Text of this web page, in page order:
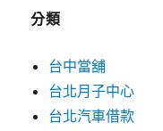
分類
台中當舖
台北月子中心
台北汽車借款